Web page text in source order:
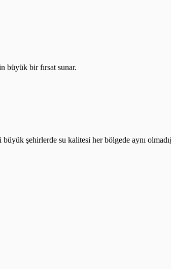
büyük bir fırsat sunar.
şehirlerde su kalitesi her bölgede aynı